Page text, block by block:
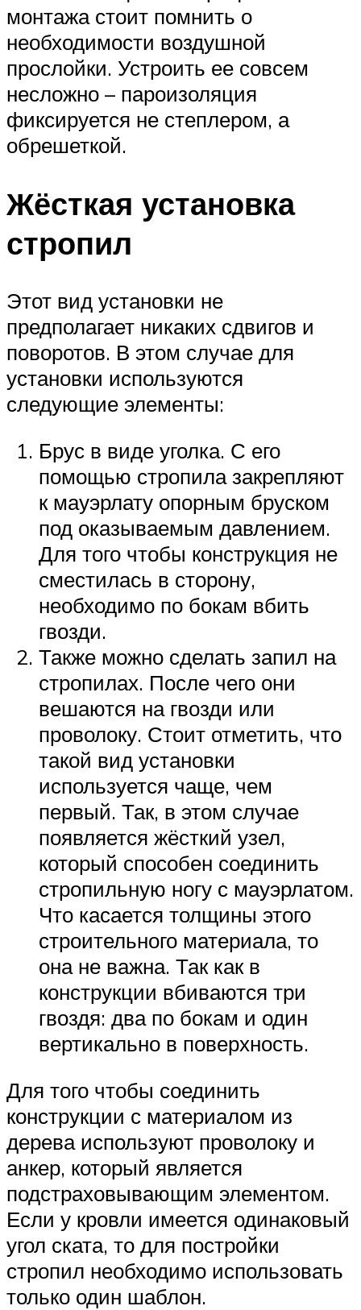
монтажа стоит помнить о
необходимости воздушной
прослойки. Устроить ее совсем
несложно – пароизоляция
фиксируется не степлером, а
обрешеткой.
Жёсткая установка
стропил
Этот вид установки не
предполагает никаких сдвигов и
поворотов. В этом случае для
установки используются
следующие элементы:
Брус в виде уголка. С его
помощью стропила закрепляют
к мауэрлату опорным бруском
под оказываемым давлением.
Для того чтобы конструкция не
сместилась в сторону,
необходимо по бокам вбить
гвозди.
Также можно сделать запил на
стропилах. После чего они
вешаются на гвозди или
проволоку. Стоит отметить, что
такой вид установки
используется чаще, чем
первый. Так, в этом случае
появляется жёсткий узел,
который способен соединить
стропильную ногу с мауэрлатом.
Что касается толщины этого
строительного материала, то
она не важна. Так как в
конструкции вбиваются три
гвоздя: два по бокам и один
вертикально в поверхность.
Для того чтобы соединить
конструкции с материалом из
дерева используют проволоку и
анкер, который является
подстраховывающим элементом.
Если у кровли имеется одинаковый
угол ската, то для постройки
стропил необходимо использовать
только один шаблон.